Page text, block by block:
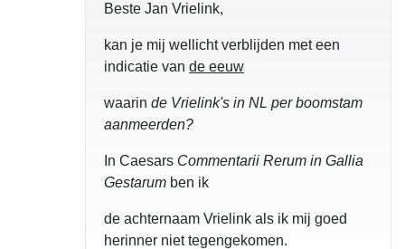
Beste Jan Vrielink,
kan je mij wellicht verblijden met een
indicatie van de eeuw
waarin de Vrielink's in NL per boomstam
aanmeerden?
In Caesars Commentarii Rerum in Gallia
Gestarum ben ik
de achternaam Vrielink als ik mij goed
herinner niet tegengekomen.